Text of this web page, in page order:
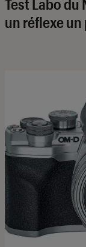
Test Labo du
un réflexe